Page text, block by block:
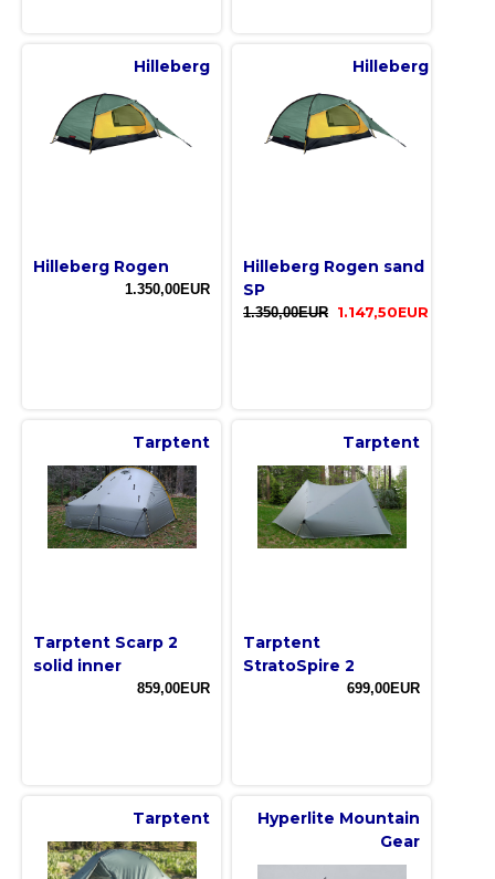
Hilleberg
Hilleberg Rogen
1.350,00EUR
Hilleberg
Hilleberg Rogen sand
SP
1.350,00EUR 1.147,50EUR
Tarptent
Tarptent Scarp 2
solid inner
859,00EUR
Tarptent
Tarptent
StratoSpire 2
699,00EUR
Tarptent
Hyperlite Mountain
Gear